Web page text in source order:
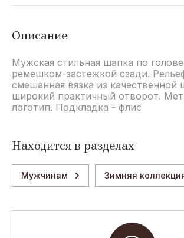
Описание
Мужская стильная шапка по
ремешком-застежкой сзади.
смешанная вязка из качественной
широкий практичный отворот.
логотип. Подкладка - флис
Находится в разделах
Мужчинам Зимняя